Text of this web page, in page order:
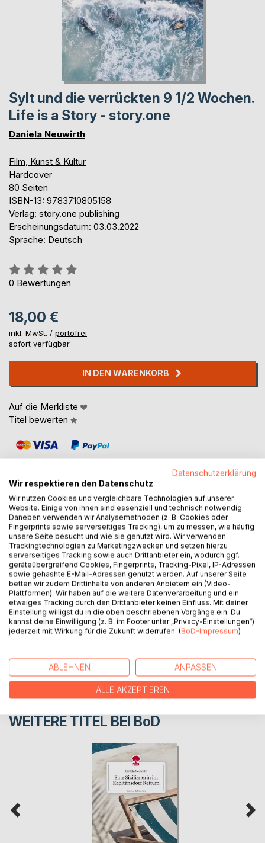
Sylt und die verrückten 9 1/2 Wochen.
Life is a Story - story.one
Daniela Neuwirth
Film, Kunst & Kultur
Hardcover
80 Seiten
ISBN-13: 9783710805158
Verlag: story.one publishing
Erscheinungsdatum: 03.03.2022
Sprache: Deutsch
Bewertung::
0%
0 Bewertungen
18,00 €
inkl. MwSt. / portofrei
sofort verfügbar
IN DEN WARENKORB
Auf die Merkliste
Titel bewerten
BESCHREIBUNG
Eine Sylt-Geschichte. Teil VI
AUTOR/IN
PRESSESTIMMEN
WEITERE TITEL BEI BoD
Datenschutzerklärung
Wir respektieren den Datenschutz
Wir nutzen Cookies und vergleichbare Technologien auf unserer
Website. Einige von ihnen sind essenziell und technisch notwendig.
Daneben verwenden wir Analysemethoden (z. B. Cookies oder
Fingerprints sowie serverseitiges Tracking), um zu messen, wie häufig
unsere Seite besucht und wie sie genutzt wird. Wir verwenden
Trackingtechnologien zu Marketingzwecken und setzen hierzu
serverseitiges Tracking sowie auch Drittanbieter ein, wodurch ggf.
geräteübergreifend Cookies, Fingerprints, Tracking-Pixel, IP-Adressen
sowie gehashte E-Mail-Adressen genutzt werden. Auf unserer Seite
betten wir zudem Drittinhalte von anderen Anbietern ein (Video-
Plattformen). Wir haben auf die weitere Datenverarbeitung und ein
etwaiges Tracking durch den Drittanbieter keinen Einfluss. Mit deiner
Einstellung willigst du in die oben beschriebenen Vorgänge ein. Du
kannst deine Einwilligung (z. B. im Footer unter „Privacy-Einstellungen“)
jederzeit mit Wirkung für die Zukunft widerrufen. (BoD-Impressum)
ABLEHNEN ANPASSEN
ALLE AKZEPTIEREN